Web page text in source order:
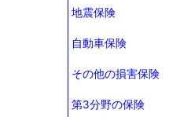
地震保険
自動車保険
その他の損害保険
第3分野の保険